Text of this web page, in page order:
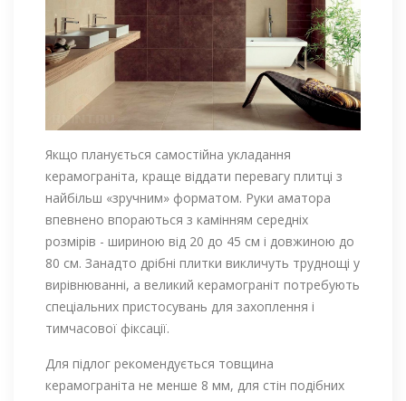
Якщо планується самостійна укладання
керамограніта, краще віддати перевагу плитці з
найбільш «зручним» форматом. Руки аматора
впевнено впораються з камінням середніх
розмірів - шириною від 20 до 45 см і довжиною до
80 см. Занадто дрібні плитки викличуть труднощі у
вирівнюванні, а великий керамограніт потребують
спеціальних пристосувань для захоплення і
тимчасової фіксації.
Для підлог рекомендується товщина
керамограніта не менше 8 мм, для стін подібних